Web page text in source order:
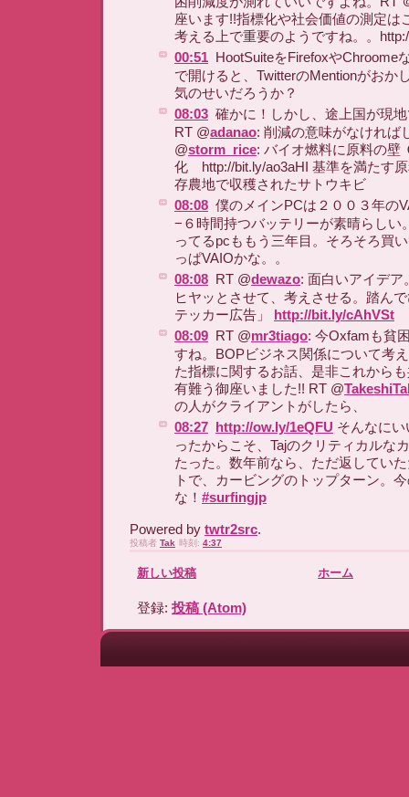
座います!!指標化や社会価値の測定は
考える上で重要のようですね。。
00:51 HootSuiteをFirefoxやChroome
で開けると、TwitterのMentionがおか
気のせいだろうか？
08:03 確かに！しかし、途上国が現
RT @adanao: 削減の意味がなければ
@storm_rice: バイオ燃料に原料の壁
化 http://bit.ly/ao3aHI 基準を満たす
存農地で収穫されたサトウキビ
08:08 僕のメインPCは２００３年の
−６時間持つバッテリーが素晴らしい
ってるpcももう三年目。そろそろ買
っぱVAIOかな。。
08:08 RT @dewazo: 面白いアイデア
ヒヤッとさせて、考えさせる。踏ん
テッカー広告」 http://bit.ly/cAhVSt
08:09 RT @mr3tiago: 今Oxfamも貧
すね。BOPビジネス関係について考
た指標に関するお話、是非これから
有難う御座いました!! RT @
の人がクライアントがしたら、
08:27 http://ow.ly/1eQFU そんなに
ったからこそ、Tajのクリティカルな
たった。数年前なら、ただ返してい
トで、カービングのトップターン。
な！ #surfingjp
Powered by twtr2src.
投稿者 Tak 時刻: 4:37
新しい投稿 ホーム
登録: 投稿 (Atom)